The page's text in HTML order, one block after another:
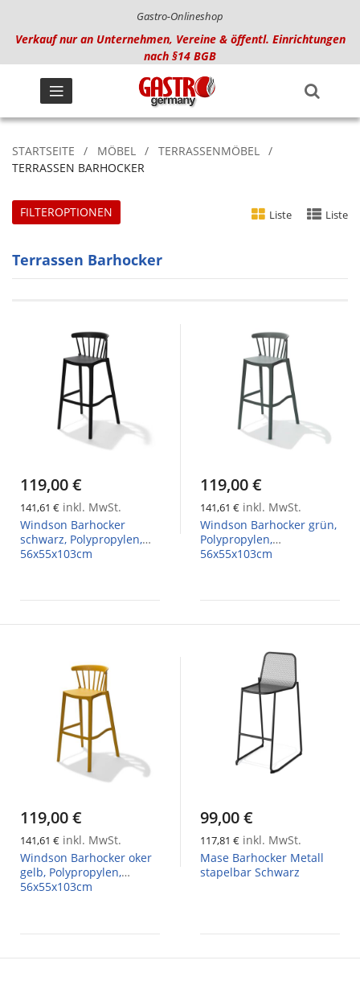
Gastro-Onlineshop
Verkauf nur an Unternehmen, Vereine & öffentl. Einrichtungen
nach §14 BGB
STARTSEITE MÖBEL
TERRASSENMÖBEL
TERRASSEN BARHOCKER
Terrassen Barhocker
Liste Liste
119,00 €
141,61 € inkl. MwSt.
Windson Barhocker
schwarz, Polypropylen,
56x55x103cm
119,00 €
141,61 € inkl. MwSt.
Windson Barhocker grün,
Polypropylen,
56x55x103cm
119,00 €
141,61 € inkl. MwSt.
Windson Barhocker oker
gelb, Polypropylen,
56x55x103cm
99,00 €
117,81 € inkl. MwSt.
Mase Barhocker Metall
stapelbar Schwarz
FILTEROPTIONEN